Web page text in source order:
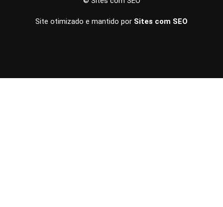
Site otimizado e mantido por Sites com SEO